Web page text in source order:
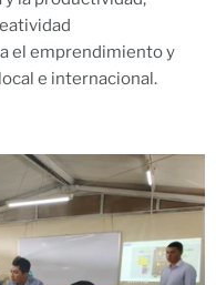
el emprendimiento y
e internacional.